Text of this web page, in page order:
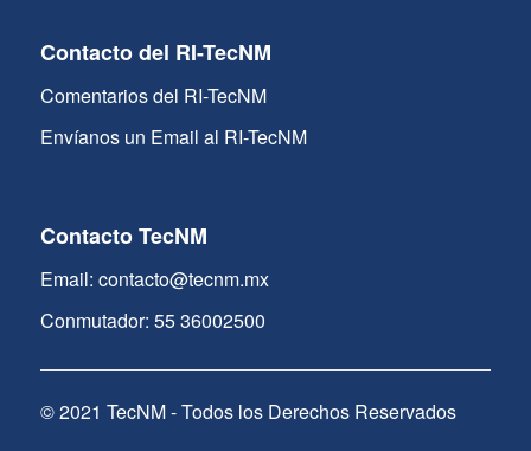
Contacto del RI-TecNM
Comentarios del RI-TecNM
Envíanos un Email al RI-TecNM
Contacto TecNM
Email: contacto@tecnm.mx
Conmutador: 55 36002500
© 2021 TecNM - Todos los Derechos Reservados